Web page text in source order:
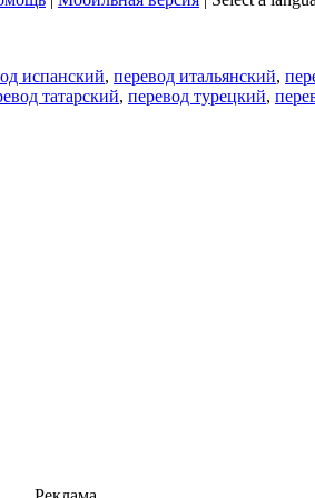
испанский, перевод итальянский,
татарский, перевод турецкий,